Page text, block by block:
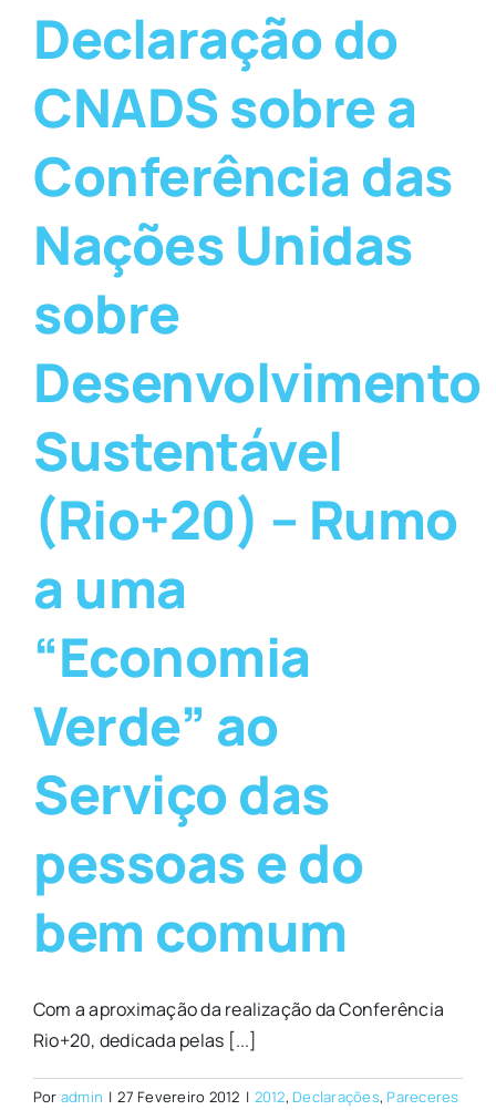
Declaração do
CNADS sobre a
Conferência das
Nações Unidas
sobre
Desenvolvimento
Sustentável
(Rio+20) – Rumo
a uma
“Economia
Verde” ao
Serviço das
pessoas e do
bem comum
Com a aproximação da realização da Conferência
Rio+20, dedicada pelas [...]
Por admin | 27 Fevereiro 2012 | 2012, Declarações, Pareceres